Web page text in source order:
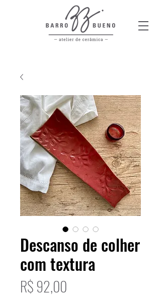
Descanso de colher
com textura
R$ 92,00